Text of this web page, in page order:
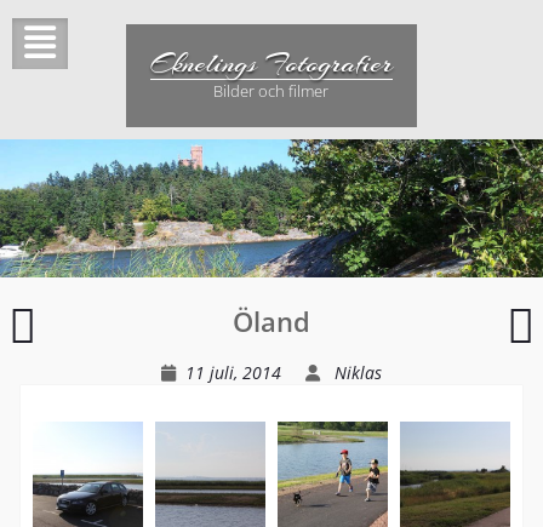
innehåll
Eknelings Fotografier
Bilder och filmer
Öland
11 juli, 2014
Niklas